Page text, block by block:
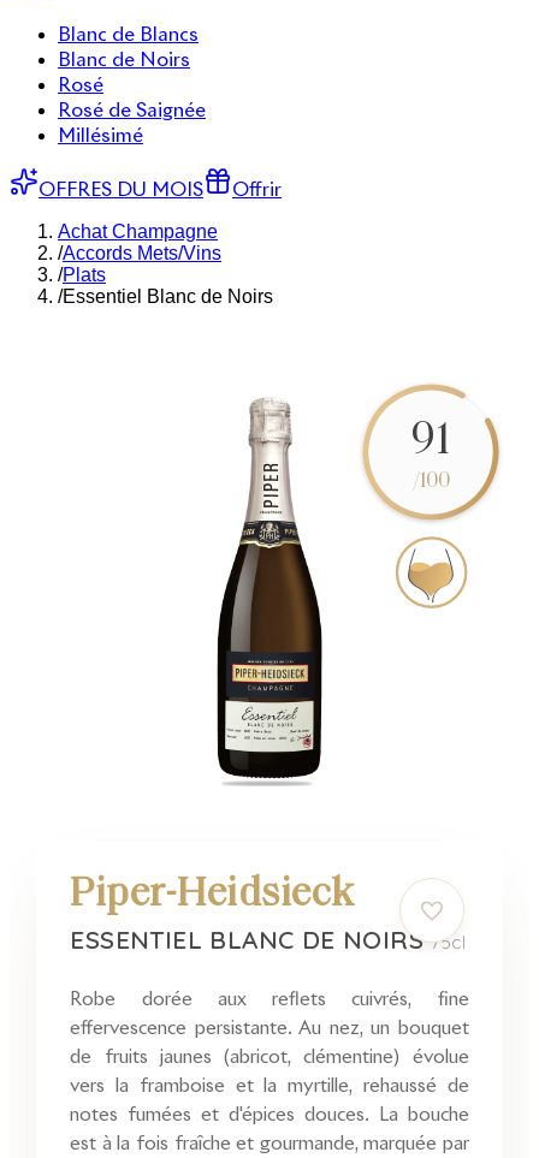
Blanc de Blancs
Blanc de Noirs
Rosé
Rosé de Saignée
Millésimé
OFFRES DU MOIS Offrir
Achat Champagne
/Accords Mets/Vins
/Plats
/Essentiel Blanc de Noirs
91
/100
Piper-Heidsieck
ESSENTIEL BLANC DE NOIRS75cl
Robe dorée aux reflets cuivrés, fine
effervescence persistante. Au nez, un bouquet
de fruits jaunes (abricot, clémentine) évolue
vers la framboise et la myrtille, rehaussé de
notes fumées et d'épices douces. La bouche
est à la fois fraîche et gourmande, marquée par